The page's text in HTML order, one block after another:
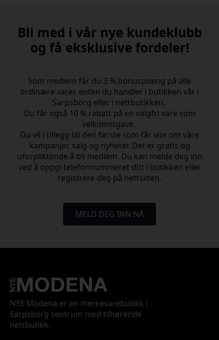
Bli med i vår nye kundeklubb
og få eksklusive fordeler!
Som medlem får du 3 % bonuspoeng på alle
ordinære varer, enten du handler i butikken vår i
Sarpsborg eller i nettbutikken.
Du får også 10 % rabatt på en valgfri vare som
velkomstgave.
Du vil i tillegg bli den første som får vite om våre
kampanjer, salg og nyheter. Det er gratis og
uforpliktende å bli medlem. Du kan melde deg inn
ved å oppgi telefonnummeret ditt i butikken eller
registrere deg på nettsiden.
MELD DEG INN NÅ
NYE Modena er en merkevarebutikk i
Sarpsborg sentrum med tilhørende
nettbutikk.